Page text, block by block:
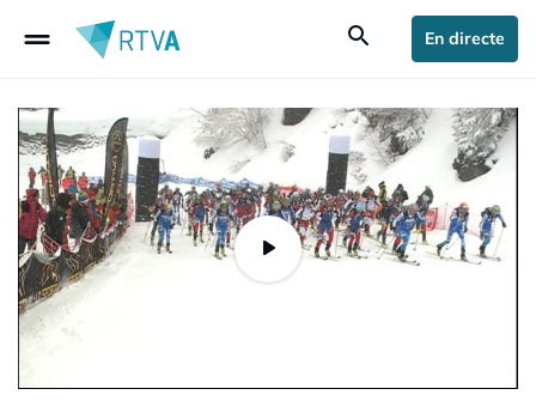
drag_handle search En directe